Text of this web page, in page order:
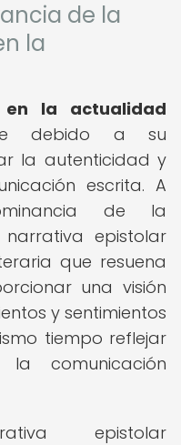
de la
la
la actualidad
debido a su
la autenticidad y
escrita. A
de la
epistolar
que resuena
una visión
y sentimientos
tiempo reflejar
comunicación
epistolar